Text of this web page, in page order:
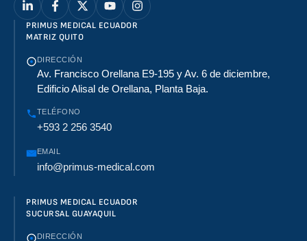
PRIMUS MEDICAL ECUADOR
MATRIZ QUITO
DIRECCIÓN
Av. Francisco Orellana E9-195 y Av. 6 de diciembre,
Edificio Alisal de Orellana, Planta Baja.
TELÉFONO
+593 2 256 3540
EMAIL
info@primus-medical.com
PRIMUS MEDICAL ECUADOR
SUCURSAL GUAYAQUIL
DIRECCIÓN